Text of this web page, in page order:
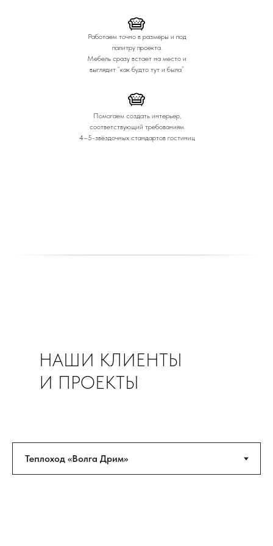
Помогаем создать интерьер,
соответствующий требованиям
4–5-звёздочных стандартов гостиниц
Работаем точно в размеры и под
палитру проекта.
Мебель сразу встает на место и
выглядит “как будто тут и была”
НАШИ КЛИЕНТЫ
И ПРОЕКТЫ